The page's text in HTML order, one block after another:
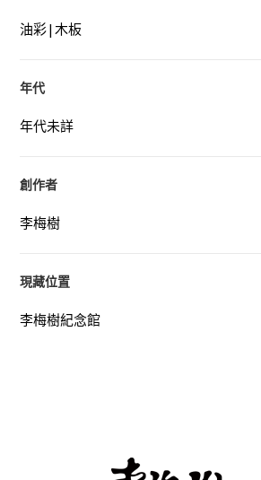
油彩|木板
年代
年代未詳
創作者
李梅樹
現藏位置
李梅樹紀念館